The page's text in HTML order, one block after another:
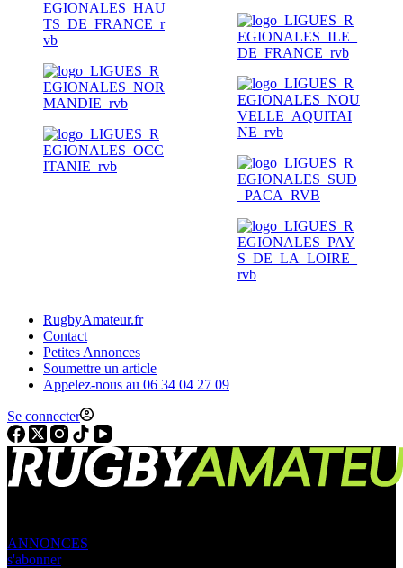
RugbyAmateur.fr
Contact
Petites Annonces
Soumettre un article
Appelez-nous au 06 34 04 27 09
Se connecter
ANNONCES
s'abonner